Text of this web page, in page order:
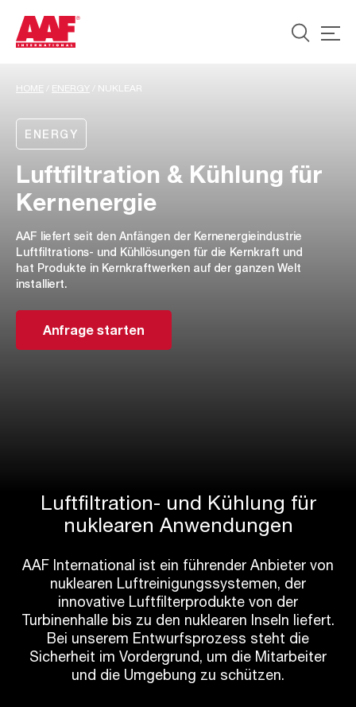
HOME / ENERGY / NUKLEAR
ENERGY
Luftfiltration & Kühlung für
Kernenergie
AAF liefert seit den Anfängen der Kernenergieindustrie
Luftfiltrations- und Kühllösungen für die Kernkraft und
hat Produkte in Kernkraftwerken auf der ganzen Welt
installiert.
Anfrage starten
Luftfiltration- und Kühlung für
nuklearen Anwendungen
AAF International ist ein führender Anbieter von
nuklearen Luftreinigungssystemen, der
innovative Luftfilterprodukte von der
Turbinenhalle bis zu den nuklearen Inseln liefert.
Bei unserem Entwurfsprozess steht die
Sicherheit im Vordergrund, um die Mitarbeiter
und die Umgebung zu schützen.